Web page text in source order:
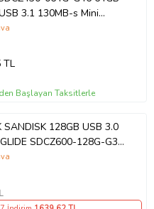
ne kadar büyük
değişir. Aşağıdaki tablo
müzik ve iş dosyaları
3.1 130MB-s Mini
Bellek
TL
Başlayan Taksitlerle
SANDISK 128GB USB 3.0
SDCZ600-128G-G35